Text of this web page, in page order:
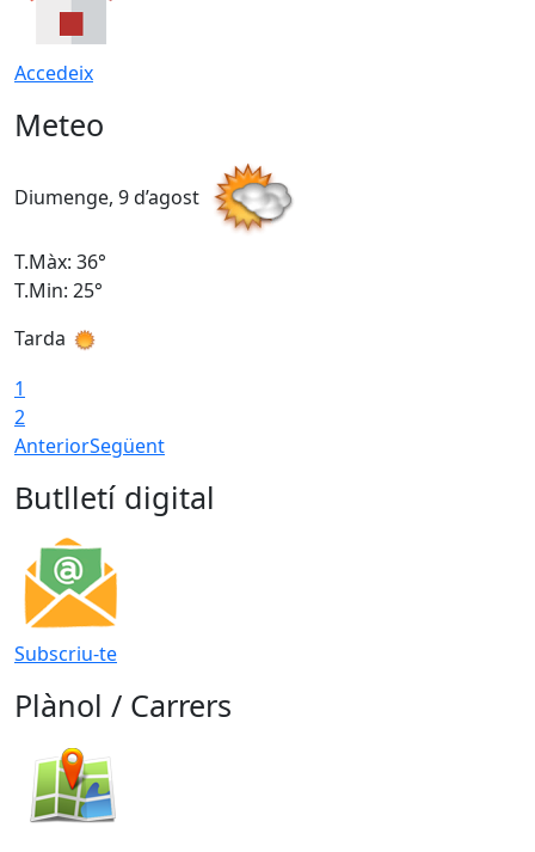
Accedeix
Meteo
Diumenge, 9 d’agost
T.Màx: 36°
T.Min: 25°
Tarda
1
2
AnteriorSegüent
Butlletí digital
Subscriu-te
Plànol / Carrers